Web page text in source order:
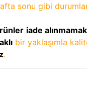
sonu gibi
iade
bir yaklaşımla
.